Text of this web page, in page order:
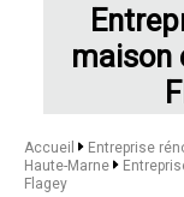
maison
Accueil
Entreprise
Haute-Marne
Flagey